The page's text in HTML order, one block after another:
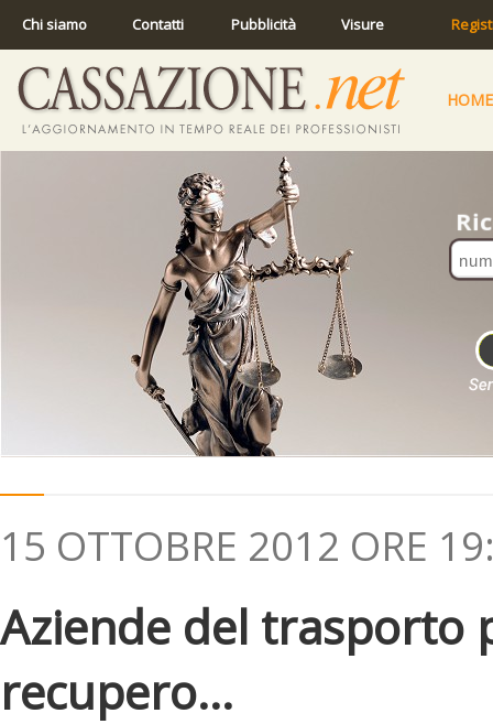
Chi siamo Contatti Pubblicità Visure
HOME
15 OTTOBRE 2012 ORE
Aziende del trasporto
recupero...